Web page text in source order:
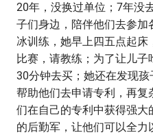
20年，没换过单位；7年没
子们身边，陪伴他们去参
冰训练，她早上四五点起
比赛，请教练；为了让儿
30分钟去买；她还在发现
帮助他们去申请专利，再
们在自己的专利中获得强
的后勤军，让他们可以全